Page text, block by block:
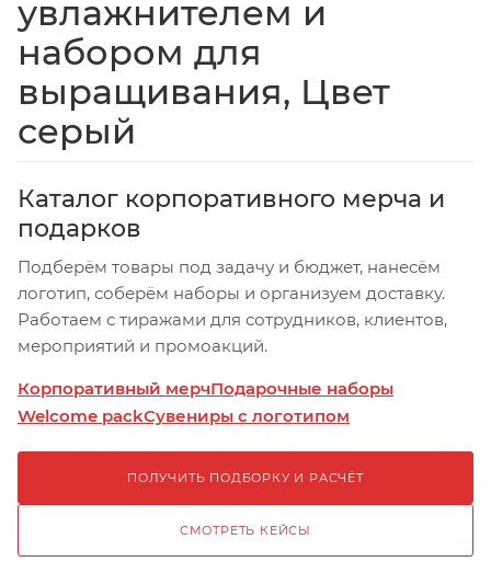
увлажнителем и
набором для
выращивания, Цвет
серый
Каталог корпоративного мерча и
подарков
Подберём товары под задачу и бюджет, нанесём
логотип, соберём наборы и организуем доставку.
Работаем с тиражами для сотрудников, клиентов,
мероприятий и промоакций.
Корпоративный мерчПодарочные наборы
Welcome packСувениры с логотипом
ПОЛУЧИТЬ ПОДБОРКУ И РАСЧЁТ
СМОТРЕТЬ КЕЙСЫ